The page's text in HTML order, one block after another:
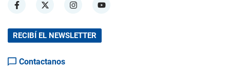
RECIBÍ EL NEWSLETTER
Contactanos